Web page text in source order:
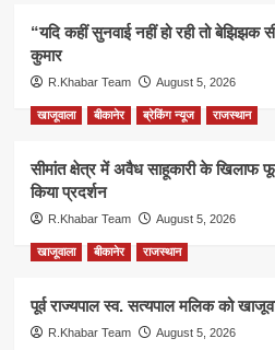
“यदि कहीं सुनवाई नहीं हो रही तो
कुमार
R.Khabar Team August 5, 2026
खाजूवाला बीकानेर ब्रेकिंग न्यूज राजस्थान
सीमांत क्षेत्र में अवैध साहूकारी के खिलाफ
किया प्रदर्शन
R.Khabar Team August 5, 2026
खाजूवाला बीकानेर राजस्थान
पूर्व राज्यपाल स्व. सत्यपाल मलिक को
R.Khabar Team August 5, 2026